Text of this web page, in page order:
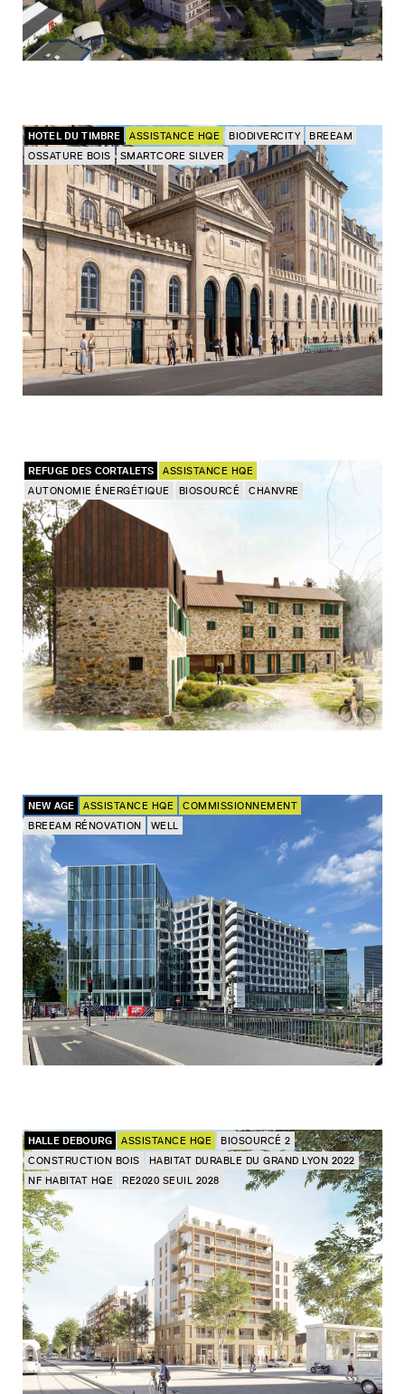
HOTEL DU TIMBRE ASSISTANCE HQE BIODIVERCITY
BREEAM
OSSATURE BOIS
SMARTCORE SILVER
REFUGE DES CORTALETS
ASSISTANCE HQE
AUTONOMIE ÉNERGÉTIQUE
BIOSOURCÉ CHANVRE
NEW AGE ASSISTANCE HQE
COMMISSIONNEMENT
BREEAM RÉNOVATION
WELL
HALLE DEBOURG ASSISTANCE HQE
BIOSOURCÉ 2
CONSTRUCTION BOIS
HABITAT DURABLE DU GRAND LYON 2022
NF HABITAT HQE
RE2020 SEUIL 2028